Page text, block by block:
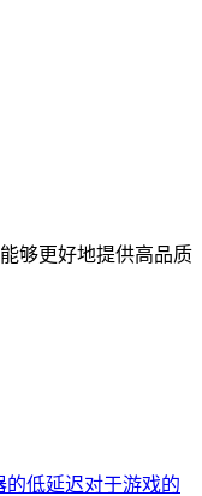
够更好地提供高品质
的低延迟对于游戏的